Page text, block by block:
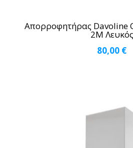
Απορροφητήρας Davoline
2M Λευκός
80,00 €